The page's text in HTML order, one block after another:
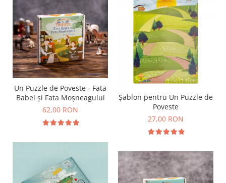
Un Puzzle de Poveste - Fata
Babei și Fata Moșneagului
62,00 RON
Șablon pentru Un Puzzle de
Poveste
27,00 RON